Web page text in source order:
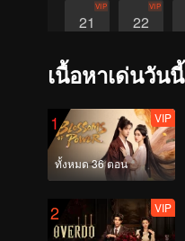
21
VIP
22
VIP
เนื้อหาเด่นวันนี้
1
ทั้งหมด 36 ตอน
VIP
2 VIP